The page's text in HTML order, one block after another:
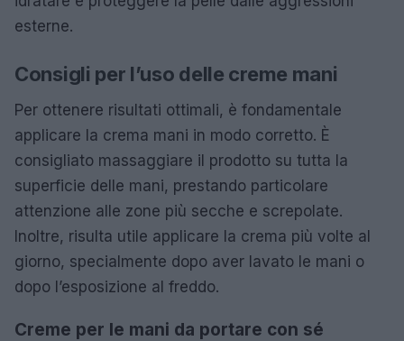
esterne.
Consigli per l’uso delle creme mani
Per ottenere risultati ottimali, è fondamentale
applicare la crema mani in modo corretto. È
consigliato massaggiare il prodotto su tutta la
superficie delle mani, prestando particolare
attenzione alle zone più secche e screpolate.
Inoltre, risulta utile applicare la crema più volte al
giorno, specialmente dopo aver lavato le mani o
dopo l’esposizione al freddo.
Creme per le mani da portare con sé